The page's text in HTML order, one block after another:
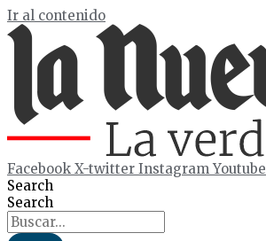
Ir al contenido
Facebook X-twitter Instagram Youtube
Search
Search